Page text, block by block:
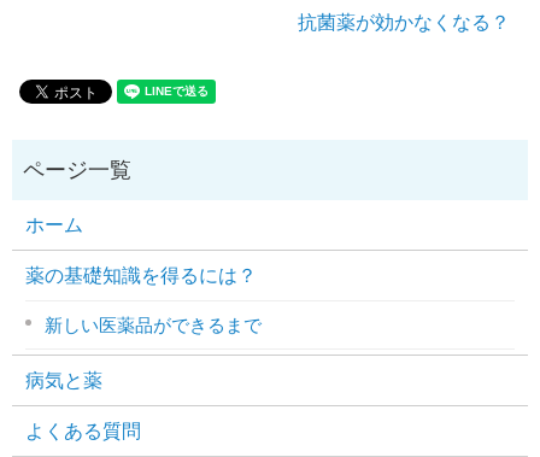
抗菌薬が効かなくなる？
ホーム
薬の基礎知識を得るには？
新しい医薬品ができるまで
病気と薬
よくある質問